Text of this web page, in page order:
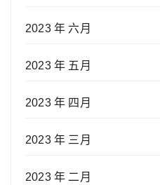
2023 年 六月
2023 年 五月
2023 年 四月
2023 年 三月
2023 年 二月